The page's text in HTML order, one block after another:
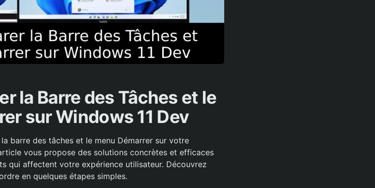
la Barre des Tâches et le
sur Windows 11 Dev
barre des tâches et le menu Démarrer sur votre
vous propose des solutions concrètes et efficaces
qui affectent votre expérience utilisateur. Découvrez
en quelques étapes simples.